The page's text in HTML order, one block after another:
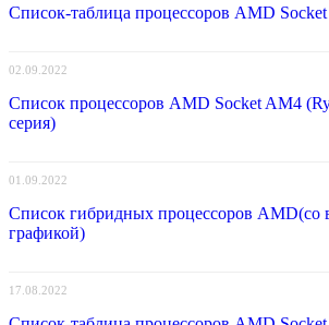
Список-таблица процессоров AMD
02.09.2022
Список процессоров AMD Socket AM4
серия)
01.09.2022
Список гибридных процессоров AMD(со
графикой)
17.08.2022